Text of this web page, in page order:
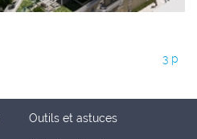
3 p
Outils et astuces